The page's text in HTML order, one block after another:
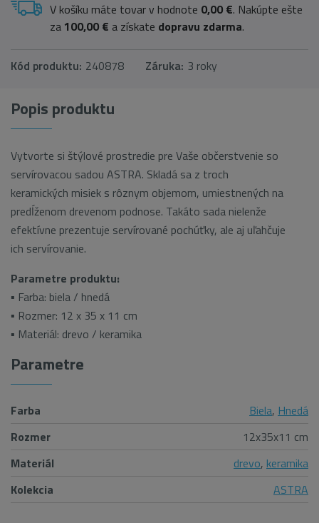
V košíku máte tovar v hodnote 0,00 €. Nakúpte ešte
za 100,00 € a získate dopravu zdarma.
Kód produktu: 240878 Záruka: 3 roky
Popis produktu
Vytvorte si štýlové prostredie pre Vaše občerstvenie so
servírovacou sadou ASTRA. Skladá sa z troch
keramických misiek s rôznym objemom, umiestnených na
predĺženom drevenom podnose. Takáto sada nielenže
efektívne prezentuje servírované pochúťky, ale aj uľahčuje
ich servírovanie.
Parametre produktu:
▪ Farba: biela / hnedá
▪ Rozmer: 12 x 35 x 11 cm
▪ Materiál: drevo / keramika
Parametre
Farba Biela, Hnedá
Rozmer
12x35x11 cm
Materiál
drevo, keramika
Kolekcia
ASTRA